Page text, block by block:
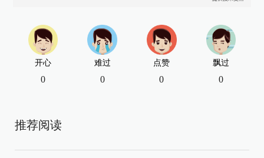
开心
0
难过
0
点赞
0
飘过
0
推荐阅读